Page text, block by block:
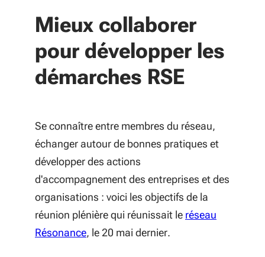
Mieux collaborer
pour développer les
démarches RSE
Se connaître entre membres du réseau,
échanger autour de bonnes pratiques et
développer des actions
d'accompagnement des entreprises et des
organisations : voici les objectifs de la
réunion plénière qui réunissait le réseau
Résonance(S'ouvre dans une nouvelle fenêtre)
, le 20 mai dernier.